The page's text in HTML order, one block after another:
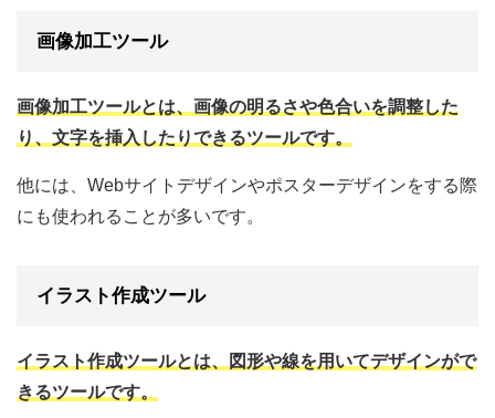
画像加工ツール
画像加工ツールとは、画像の明るさや色合いを調整した
り、文字を挿入したりできるツールです。
他には、Webサイトデザインやポスターデザインをする際
にも使われることが多いです。
イラスト作成ツール
イラスト作成ツールとは、図形や線を用いてデザインがで
きるツールです。